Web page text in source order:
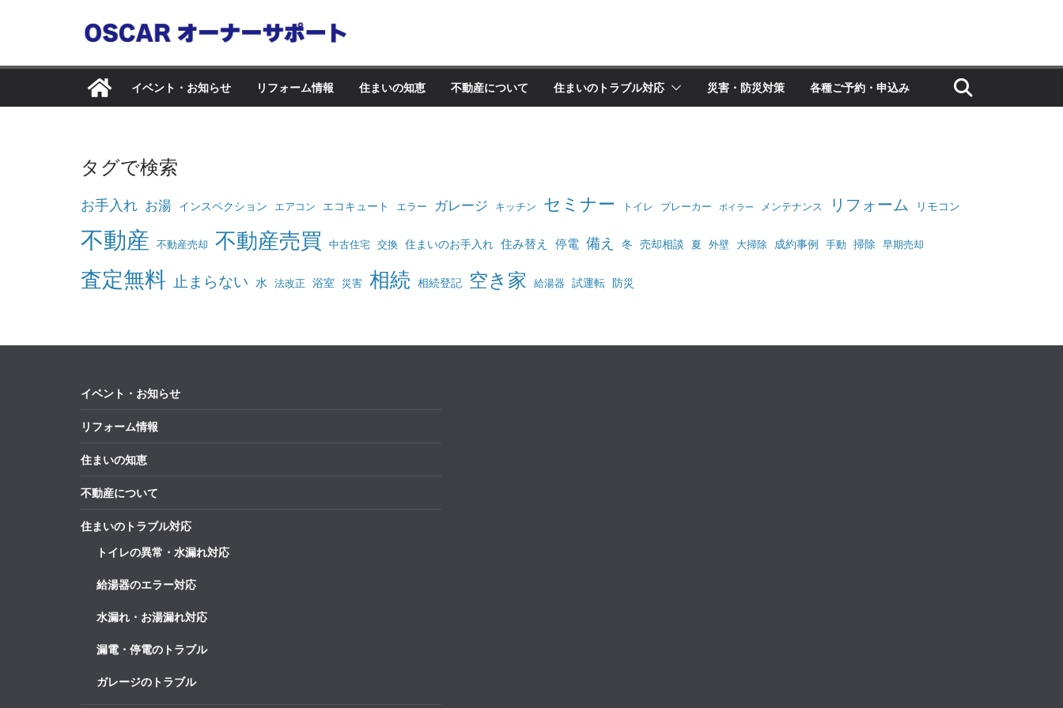
イベント・お知らせ リフォーム情報 住まいの知恵 不動産について 住まいのトラブル対応 災害・防災対策 各種ご予約・申込み
タグで検索
お手入れ お湯 インスペクション エアコン エコキュート エラー ガレージ キッチン セミナー トイレ ブレーカー ボイラー メンテナンス リフォーム リモコン
不動産 不動産売却 不動産売買 中古住宅 交換 住まいのお手入れ 住み替え 停電 備え 冬 売却相談 夏 外壁 大掃除 成約事例 手動 掃除 早期売却
査定無料 止まらない 水 法改正 浴室 災害 相続 相続登記 空き家 給湯器 試運転 防災
イベント・お知らせ
リフォーム情報
住まいの知恵
不動産について
住まいのトラブル対応
トイレの異常・水漏れ対応
給湯器のエラー対応
水漏れ・お湯漏れ対応
漏電・停電のトラブル
ガレージのトラブル